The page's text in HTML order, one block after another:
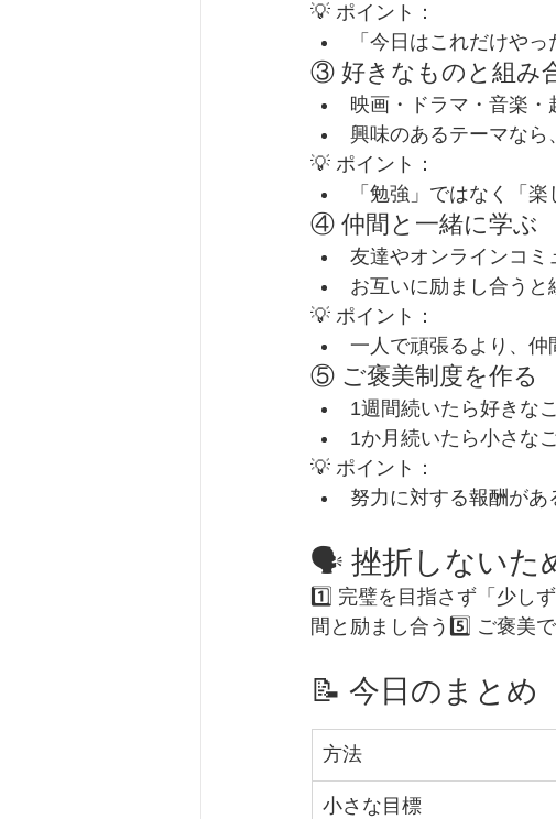
💡 ポイント：
「今日はこれだけや
③ 好きなものと組み
映画・ドラマ・音楽
興味のあるテーマなら
💡 ポイント：
「勉強」ではなく「
④ 仲間と一緒に学ぶ
友達やオンラインコ
お互いに励まし合うと
💡 ポイント：
一人で頑張るより、仲
⑤ ご褒美制度を作る
1週間続いたら好きな
1か月続いたら小さな
💡 ポイント：
努力に対する報酬が
🗣 挫折しないた
1️⃣ 完璧を目指さず「少し
間と励まし合う5️⃣ ご褒美
📝 今日のまとめ
方法
小さな目標